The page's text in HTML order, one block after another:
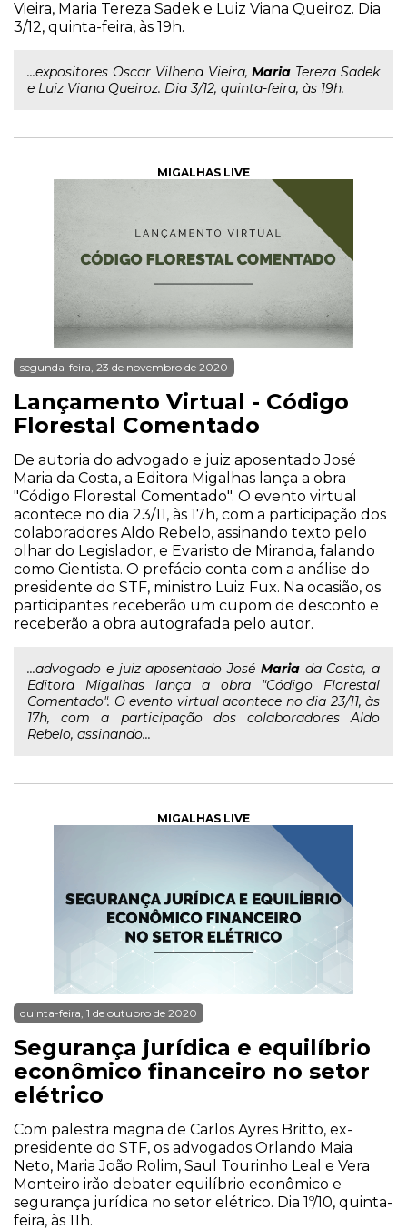
Vieira, Maria Tereza Sadek e Luiz Viana Queiroz. Dia
3/12, quinta-feira, às 19h.
...expositores Oscar Vilhena Vieira,Maria Tereza Sadek
e Luiz Viana Queiroz. Dia 3/12, quinta-feira, às 19h.
MIGALHAS LIVE
segunda-feira, 23 de novembro de 2020
Lançamento Virtual - Código
Florestal Comentado
De autoria do advogado e juiz aposentado José
Maria da Costa, a Editora Migalhas lança a obra
"Código Florestal Comentado". O evento virtual
acontece no dia 23/11, às 17h, com a participação dos
colaboradores Aldo Rebelo, assinando texto pelo
olhar do Legislador, e Evaristo de Miranda, falando
como Cientista. O prefácio conta com a análise do
presidente do STF, ministro Luiz Fux. Na ocasião, os
participantes receberão um cupom de desconto e
receberão a obra autografada pelo autor.
...advogado e juiz aposentado José Mariada Costa, a
Editora Migalhas lança a obra "Código Florestal
Comentado". O evento virtual acontece no dia 23/11, às
17h, com a participação dos colaboradores Aldo
Rebelo, assinando...
MIGALHAS LIVE
quinta-feira, 1 de outubro de 2020
Segurança jurídica e equilíbrio
econômico financeiro no setor
elétrico
Com palestra magna de Carlos Ayres Britto, ex-
presidente do STF, os advogados Orlando Maia
Neto, Maria João Rolim, Saul Tourinho Leal e Vera
Monteiro irão debater equilíbrio econômico e
segurança jurídica no setor elétrico. Dia 1º/10, quinta-
feira, às 11h.